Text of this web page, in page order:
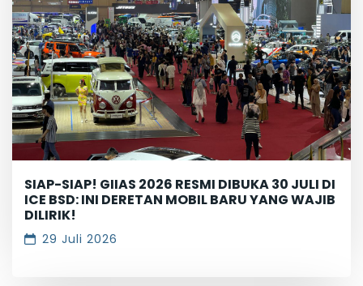
SIAP-SIAP! GIIAS 2026 RESMI DIBUKA 30 JULI DI
ICE BSD: INI DERETAN MOBIL BARU YANG WAJIB
DILIRIK!
29 Juli 2026